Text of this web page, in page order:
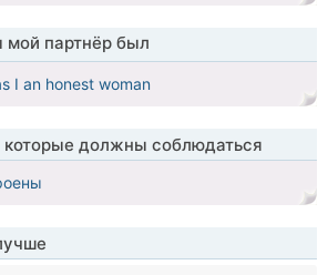
мой партнёр был
I an honest woman
которые должны соблюдаться